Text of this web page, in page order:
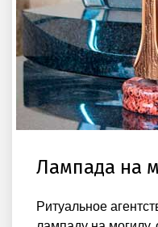
Лампада на
Ритуальное